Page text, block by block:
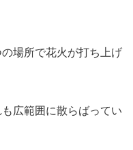
場所で花火が打ち上げ
広範囲に散らばってい